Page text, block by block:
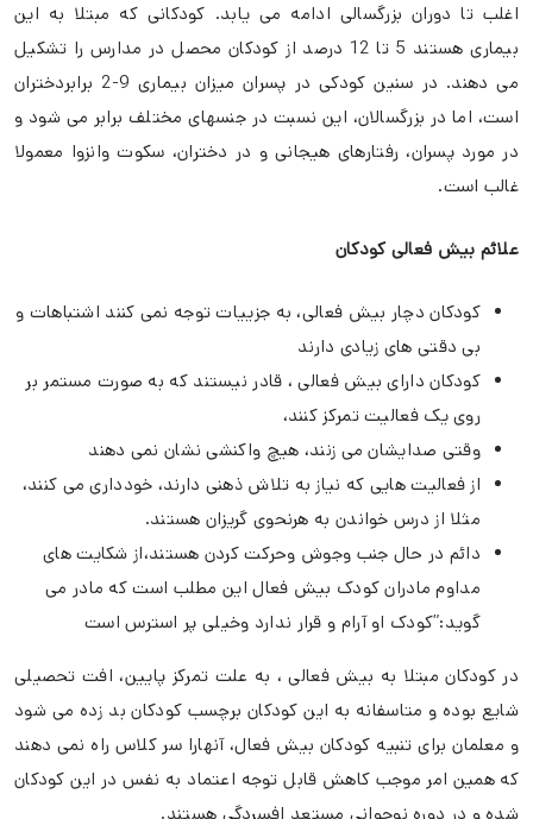
اغلب تا دوران بزرگسالی ادامه می یابد. کودکانی که مبتلا به این
بیماری هستند 5 تا 12 درصد از کودکان محصل در مدارس را تشکیل
می دهند. در سنین کودکی در پسران میزان بیماری 9-2 برابردختران
است، اما در بزرگسالان، این نسبت در جنسهای مختلف برابر می شود و
در مورد پسران، رفتارهای هیجانی و در دختران، سکوت وانزوا معمولا
غالب است.
علائم بیش فعالی کودکان
کودکان دچار بیش فعالی، به جزییات توجه نمی کنند اشتباهات و
بی دقتی های زیادی دارند
کودکان دارای بیش فعالی ، قادر نیستند که به صورت مستمر بر
روی یک فعالیت تمرکز کنند،
وقتی صدایشان می زنند، هیچ واکنشی نشان نمی دهند
از فعالیت هایی که نیاز به تلاش ذهنی دارند، خودداری می کنند،
مثلا از درس خواندن به هرنحوی گریزان هستند.
دائم در حال جنب وجوش وحرکت کردن هستند،از شکایت های
مداوم مادران کودک بیش فعال این مطلب است که مادر می
گوید:”کودک او آرام و قرار ندارد وخیلی پر استرس است
در کودکان مبتلا به بیش فعالی ، به علت تمرکز پایین، افت تحصیلی
شایع بوده و متاسفانه به این کودکان برچسب کودکان بد زده می شود
و معلمان برای تنبیه کودکان بیش فعال، آنهارا سر کلاس راه نمی دهند
که همین امر موجب کاهش قابل توجه اعتماد به نفس در این کودکان